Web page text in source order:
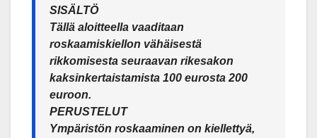
SISÄLTÖ
Tällä aloitteella vaaditaan
roskaamiskiellon vähäisestä
rikkomisesta seuraavan rikesakon
kaksinkertaistamista 100 eurosta 200
euroon.
PERUSTELUT
Ympäristön roskaaminen on kiellettyä,